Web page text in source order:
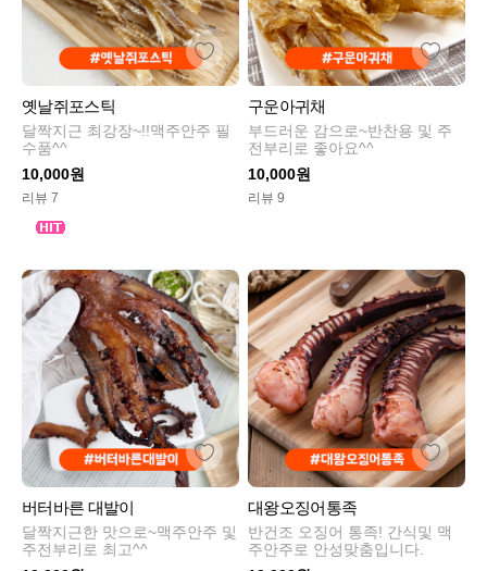
옛날쥐포스틱
달짝지근 최강장~!!맥주안주 필
수품^^
10,000원
리뷰 7
구운아귀채
부드러운 감으로~반찬용 및 주
전부리로 좋아요^^
10,000원
리뷰 9
버터바른 대발이
달짝지근한 맛으로~맥주안주 및
주전부리로 최고^^
대왕오징어통족
반건조 오징어 통족! 간식및 맥
주안주로 안성맞춤입니다.